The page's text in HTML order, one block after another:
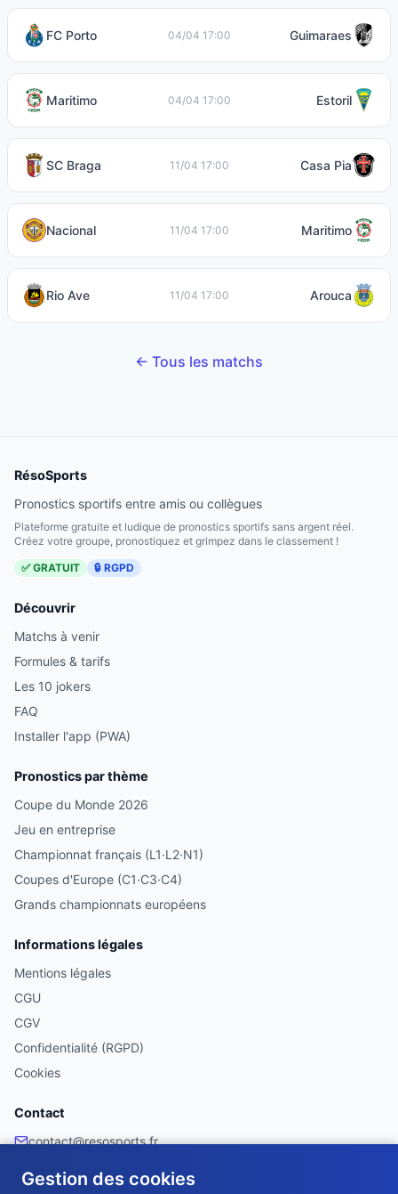
FC Porto 04/04 17:00 Guimaraes
Maritimo 04/04 17:00 Estoril
SC Braga 11/04 17:00 Casa Pia
Nacional 11/04 17:00 Maritimo
Rio Ave 11/04 17:00 Arouca
← Tous les matchs
RésoSports
Pronostics sportifs entre amis ou collègues
Plateforme gratuite et ludique de pronostics sportifs sans argent réel.
Créez votre groupe, pronostiquez et grimpez dans le classement !
✅ GRATUIT
🔒 RGPD
Découvrir
Matchs à venir
Formules & tarifs
Les 10 jokers
FAQ
Installer l'app (PWA)
Pronostics par thème
Coupe du Monde 2026
Jeu en entreprise
Championnat français (L1·L2·N1)
Coupes d'Europe (C1·C3·C4)
Grands championnats européens
Informations légales
Mentions légales
CGU
CGV
Confidentialité (RGPD)
Cookies
Contact
contact@resosports.fr
Facebook
Gestion des cookies